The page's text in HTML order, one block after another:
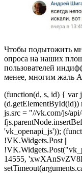
Чтобы подытожить
опроса на наших
пользователей
менее, многим жаль
(function(d, s, id) { var
(d.getElementById(id))
js.src = "//vk.com/js/
'vk_openapi_js'));
!VK.Widgets.Post ||
14555,